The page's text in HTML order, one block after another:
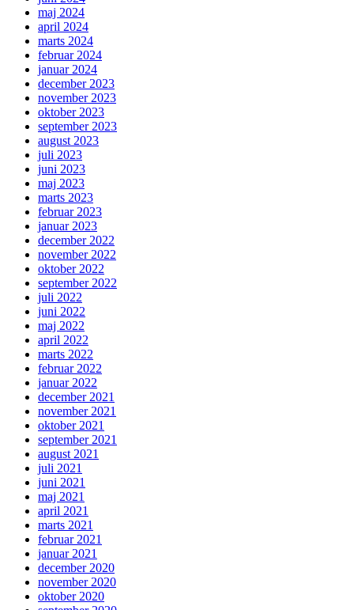
maj 2024
april 2024
marts 2024
februar 2024
januar 2024
december 2023
november 2023
oktober 2023
september 2023
august 2023
juli 2023
juni 2023
maj 2023
marts 2023
februar 2023
januar 2023
december 2022
november 2022
oktober 2022
september 2022
juli 2022
juni 2022
maj 2022
april 2022
marts 2022
februar 2022
januar 2022
december 2021
november 2021
oktober 2021
september 2021
august 2021
juli 2021
juni 2021
maj 2021
april 2021
marts 2021
februar 2021
januar 2021
december 2020
november 2020
oktober 2020